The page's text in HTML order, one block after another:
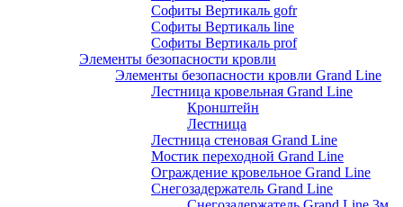
Софиты Вертикаль gofr
Софиты Вертикаль line
Софиты Вертикаль prof
Элементы безопасности кровли
Элементы безопасности кровли Grand Line
Лестница кровельная Grand Line
Кронштейн
Лестница
Лестница стеновая Grand Line
Мостик переходной Grand Line
Ограждение кровельное Grand Line
Снегозадержатель Grand Line